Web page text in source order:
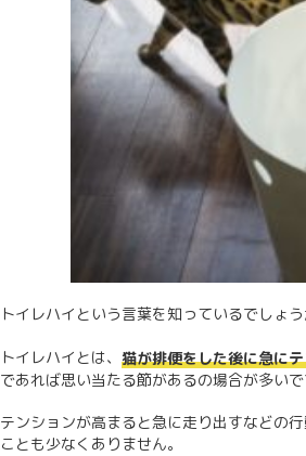
トイレハイという言葉を知っているでしょう
トイレハイとは、 猫が排便をした後に急に
であれば思い当たる節があるの場合が多いで
テンションが高まると急に走り出すなどの
ことも少なくありません。